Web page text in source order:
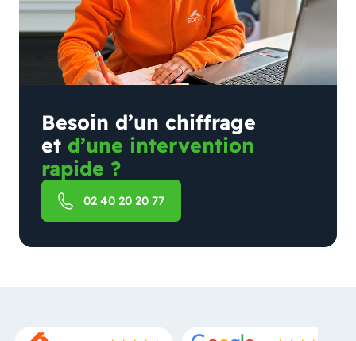
Besoin d’un chiffrage
et d’une intervention
rapide ?
02 40 20 20 77